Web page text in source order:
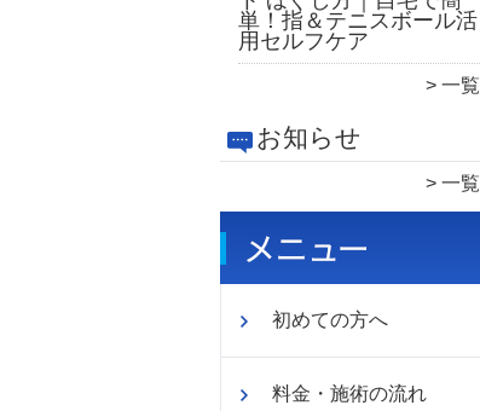
単！指＆テニスボール活
用セルフケア
一覧
お知らせ
一覧
初めての方へ
料金・施術の流れ